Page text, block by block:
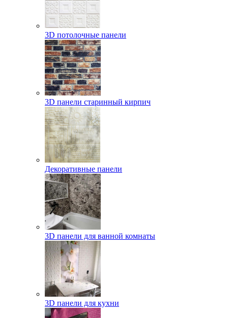
3D потолочные панели
3D панели старинный кирпич
Декоративные панели
3D панели для ванной комнаты
3D панели для кухни